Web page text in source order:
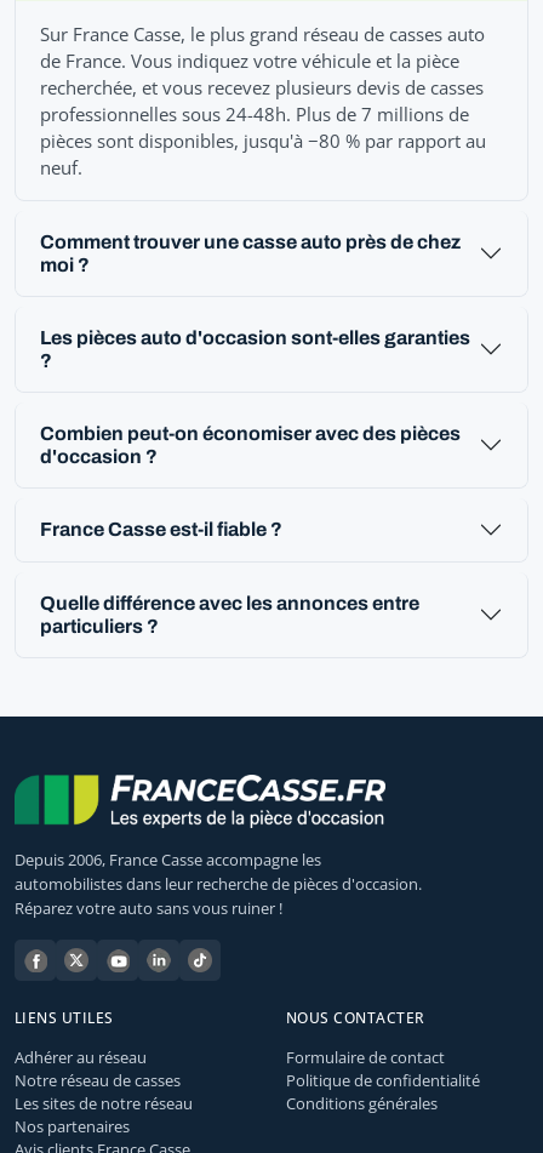
Sur France Casse, le plus grand réseau de casses auto
de France. Vous indiquez votre véhicule et la pièce
recherchée, et vous recevez plusieurs devis de casses
professionnelles sous 24-48h. Plus de 7 millions de
pièces sont disponibles, jusqu'à −80 % par rapport au
neuf.
Comment trouver une casse auto près de chez
moi ?
Les pièces auto d'occasion sont-elles garanties
?
Combien peut-on économiser avec des pièces
d'occasion ?
France Casse est-il fiable ?
Quelle différence avec les annonces entre
particuliers ?
Depuis 2006, France Casse accompagne les
automobilistes dans leur recherche de pièces d'occasion.
Réparez votre auto sans vous ruiner !
LIENS UTILES
Adhérer au réseau
Notre réseau de casses
Les sites de notre réseau
Nos partenaires
NOUS CONTACTER
Formulaire de contact
Politique de confidentialité
Conditions générales